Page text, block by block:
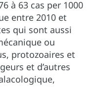
à 63 cas per 1000
entre 2010 et
qui sont aussi
ou
protozoaires et
et d’autres